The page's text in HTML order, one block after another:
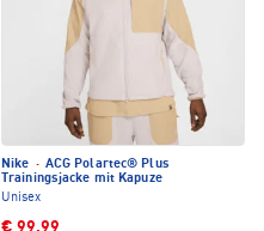
Nike · ACG Polartec® Plus
Trainingsjacke mit Kapuze
Unisex